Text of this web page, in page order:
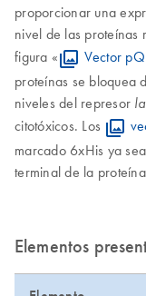
proporcionar una
nivel de las proteínas
figura «
Vector
proteínas se bloquea
niveles del represor
citotóxicos. Los
marcado 6xHis ya
terminal de la
Elementos